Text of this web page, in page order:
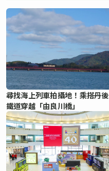
尋找海上列車拍攝地！乘搭丹後
鐵道穿越「由良川橋」